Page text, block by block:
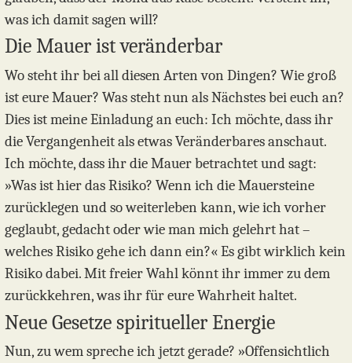
was ich damit sagen will?
Die Mauer ist veränderbar
Wo steht ihr bei all diesen Arten von Dingen? Wie groß
ist eure Mauer? Was steht nun als Nächstes bei euch an?
Dies ist meine Einladung an euch: Ich möchte, dass ihr
die Vergangenheit als etwas Veränderbares anschaut.
Ich möchte, dass ihr die Mauer betrachtet und sagt:
»Was ist hier das Risiko? Wenn ich die Mauersteine
zurücklegen und so weiterleben kann, wie ich vorher
geglaubt, gedacht oder wie man mich gelehrt hat –
welches Risiko gehe ich dann ein?« Es gibt wirklich kein
Risiko dabei. Mit freier Wahl könnt ihr immer zu dem
zurückkehren, was ihr für eure Wahrheit haltet.
Neue Gesetze spiritueller Energie
Nun, zu wem spreche ich jetzt gerade? »Offensichtlich